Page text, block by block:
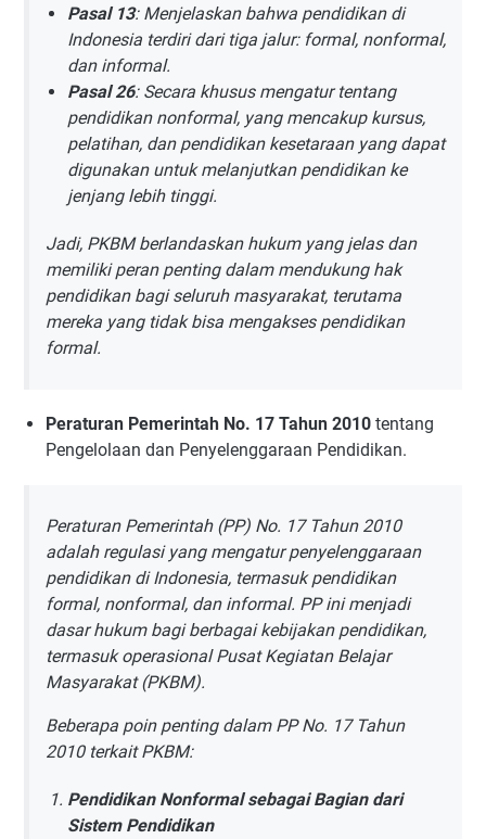
Pasal 13: Menjelaskan bahwa pendidikan di
Indonesia terdiri dari tiga jalur: formal, nonformal,
dan informal.
Pasal 26: Secara khusus mengatur tentang
pendidikan nonformal, yang mencakup kursus,
pelatihan, dan pendidikan kesetaraan yang dapat
digunakan untuk melanjutkan pendidikan ke
jenjang lebih tinggi.
Jadi, PKBM berlandaskan hukum yang jelas dan
memiliki peran penting dalam mendukung hak
pendidikan bagi seluruh masyarakat, terutama
mereka yang tidak bisa mengakses pendidikan
formal.
Peraturan Pemerintah No. 17 Tahun 2010 tentang
Pengelolaan dan Penyelenggaraan Pendidikan.
Peraturan Pemerintah (PP) No. 17 Tahun 2010
adalah regulasi yang mengatur penyelenggaraan
pendidikan di Indonesia, termasuk pendidikan
formal, nonformal, dan informal. PP ini menjadi
dasar hukum bagi berbagai kebijakan pendidikan,
termasuk operasional Pusat Kegiatan Belajar
Masyarakat (PKBM).
Beberapa poin penting dalam PP No. 17 Tahun
2010 terkait PKBM:
Pendidikan Nonformal sebagai Bagian dari
Sistem Pendidikan